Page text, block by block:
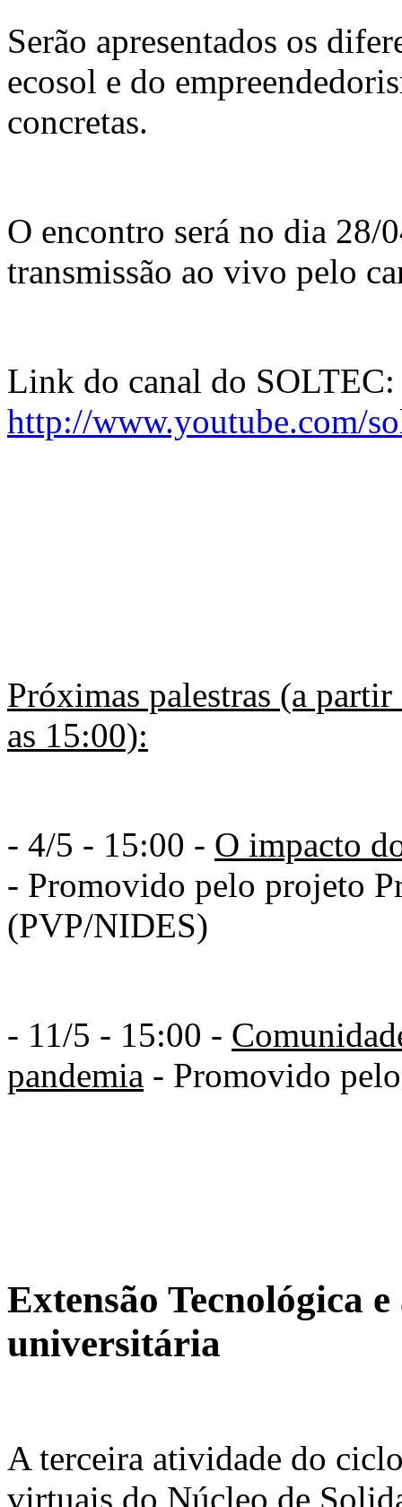
Serão apresentados os
ecosol e do
concretas.
O encontro será no dia 28/
transmissão ao vivo pelo
Link do canal do SOLTEC:
http://www.youtube.com/
Próximas palestras (a
as 15:00):
- 4/5 - 15:00 - O impacto
- Promovido pelo projeto
(PVP/NIDES)
- 11/5 - 15:00 -
pandemia - Promovido
Extensão Tecnológica
universitária
A terceira atividade do
virtuais do Núcleo de